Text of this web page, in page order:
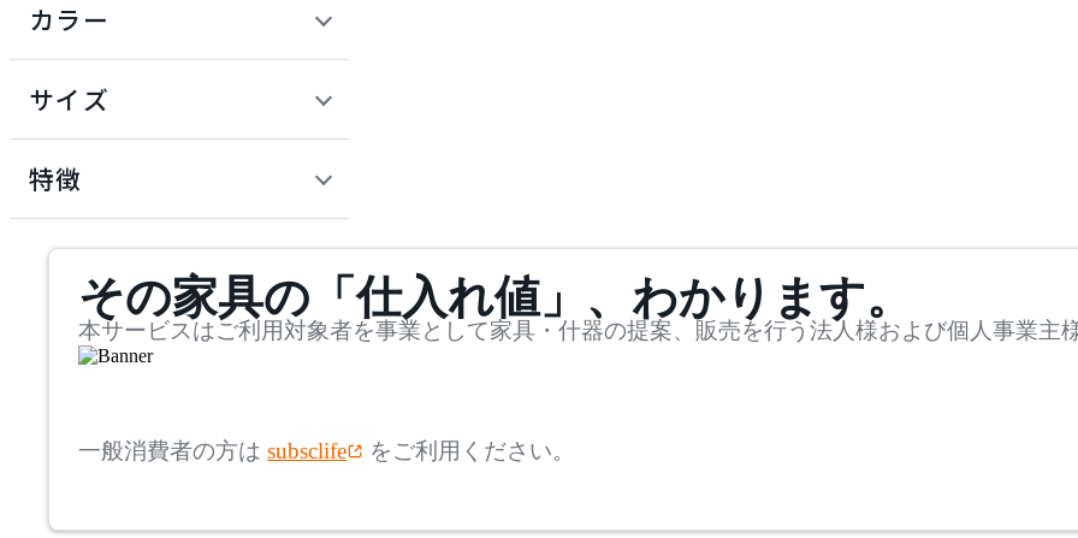
オフプライス什器
アクメファニチャー
ADAL
アダルトータルインテリ
アコレクション
カラー
サイズ
mm
検索
~
~
特徴
その家具の「仕入れ値」、わかります。
本サービスはご利用対象者を事業として家具・什器の提案、販売を行う法人様および個人事業主
一般消費者の方は subsclife をご利用ください。